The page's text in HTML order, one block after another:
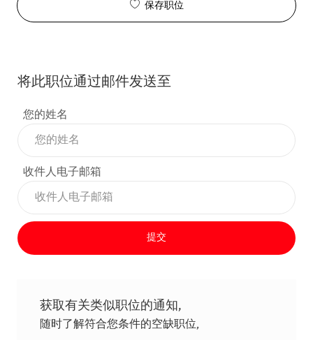
保存职位
将此职位通过邮件发送至
您的姓名
收件人电子邮箱
提交
获取有关类似职位的通知,
随时了解符合您条件的空缺职位,